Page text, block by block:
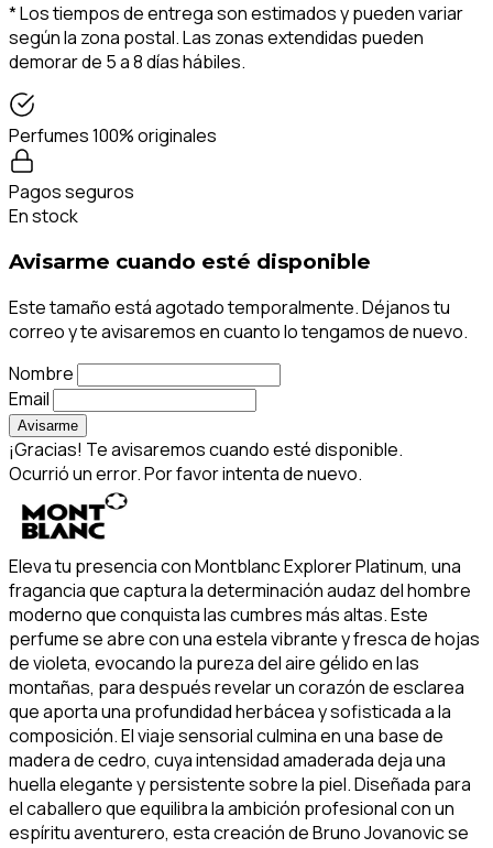
* Los tiempos de entrega son estimados y pueden variar
según la zona postal. Las zonas extendidas pueden
demorar de 5 a 8 días hábiles.
Perfumes 100% originales
Pagos seguros
En stock
Avisarme cuando esté disponible
Este tamaño está agotado temporalmente. Déjanos tu
correo y te avisaremos en cuanto lo tengamos de nuevo.
Nombre
Email
Avisarme
¡Gracias! Te avisaremos cuando esté disponible.
Ocurrió un error. Por favor intenta de nuevo.
Eleva tu presencia con Montblanc Explorer Platinum, una
fragancia que captura la determinación audaz del hombre
moderno que conquista las cumbres más altas. Este
perfume se abre con una estela vibrante y fresca de hojas
de violeta, evocando la pureza del aire gélido en las
montañas, para después revelar un corazón de esclarea
que aporta una profundidad herbácea y sofisticada a la
composición. El viaje sensorial culmina en una base de
madera de cedro, cuya intensidad amaderada deja una
huella elegante y persistente sobre la piel. Diseñada para
el caballero que equilibra la ambición profesional con un
espíritu aventurero, esta creación de Bruno Jovanovic se